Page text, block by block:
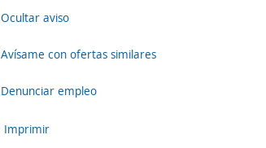
Ocultar aviso
Avísame con ofertas similares
Denunciar empleo
Imprimir